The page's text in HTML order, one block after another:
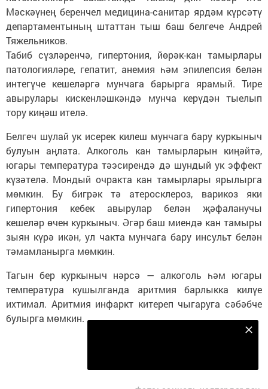
Мәскәүнең беренчел медицина-санитар ярдәм күрсәтү
департаментының штаттан тыш баш белгече Андрей
Тяжельников.
Табиб сүзләренчә, гипертония, йөрәк-кан тамырлары
патологияләре, гепатит, анемия һәм эпилепсия белән
интегүче кешеләргә мунчага барырга ярамый. Тире
авырулары кискенләшкәндә мунча керүдән тыелып
тору киңәш ителә.
Белгеч шулай ук исерек килеш мунчага бару куркыныч
булуын аңлата. Алкоголь кан тамырларын киңәйтә,
югары температура тәэсирендә дә шундый ук эффект
күзәтелә. Мондый очракта кан тамырлары ярылырга
мөмкин. Бу бигрәк тә атеросклероз, варикоз яки
гипертония кебек авырулар белән җәфаланучы
кешеләр өчен куркыныч. Әгәр баш миендә кан тамыры
зыян күрә икән, ул чакта мунчага бару инсульт белән
тәмамланырга мөмкин.
Тагын бер куркыныч нәрсә — алкоголь һәм югары
температура кушылганда аритмия барлыкка килүе
ихтимал. Аритмия инфаркт китереп чыгаруга сәбәбче
булырга мөмкин.